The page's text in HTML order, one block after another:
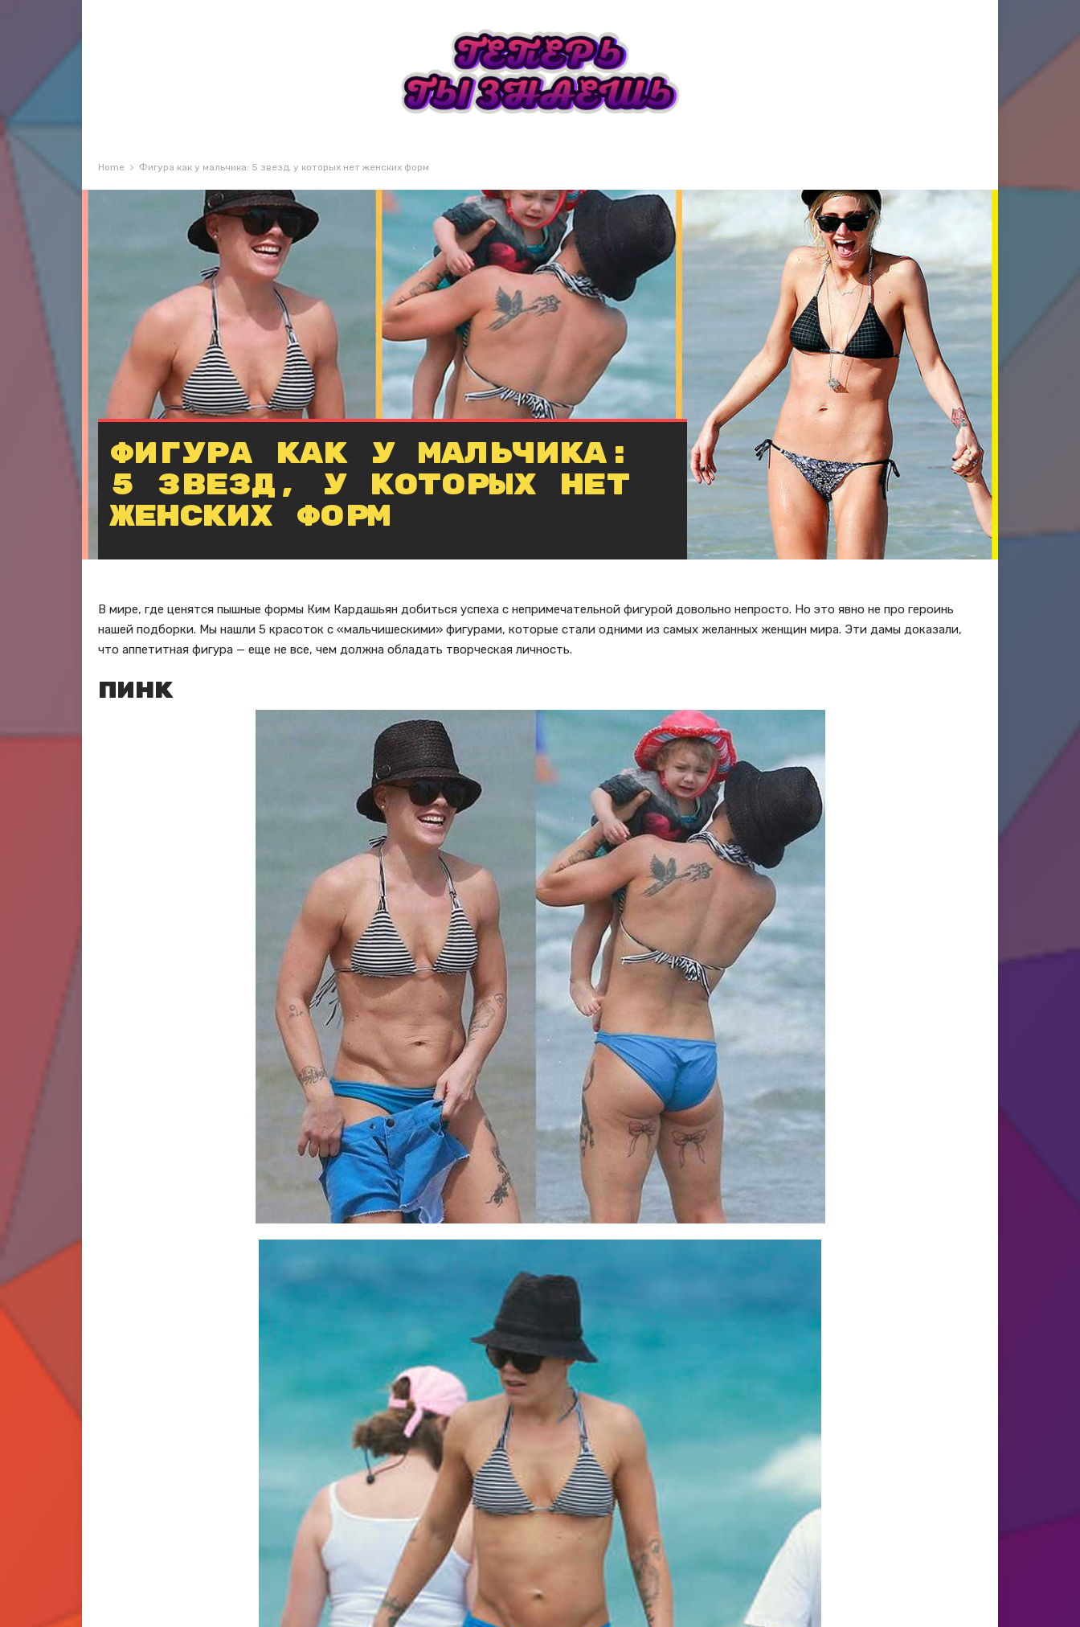
Home Фигура как у мальчика: 5 звезд, у которых нет женских форм
Фигура как у мальчика:
5 звезд, у которых нет
женских форм
В мире, где ценятся пышные формы Ким Кардашьян добиться успеха с непримечательной фигурой довольно непросто. Но это явно не про героинь
нашей подборки. Мы нашли 5 красоток с «мальчишескими» фигурами, которые стали одними из самых желанных женщин мира. Эти дамы доказали,
что аппетитная фигура — еще не все, чем должна обладать творческая личность.
Пинк